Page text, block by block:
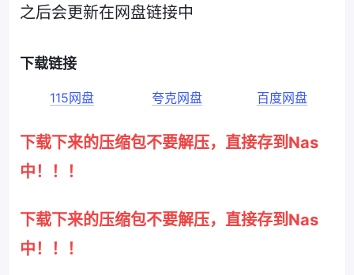
之后会更新在网盘链接中
下载链接
115网盘 夸克网盘 百度网盘
下载下来的压缩包不要解压，直接存到Nas
中！！！
下载下来的压缩包不要解压，直接存到Nas
中！！！